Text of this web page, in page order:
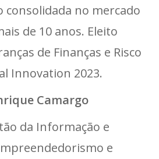
consolidada no mercado
de 10 anos. Eleito
de Finanças e Risco
Innovation 2023.
Camargo
da Informação e
e